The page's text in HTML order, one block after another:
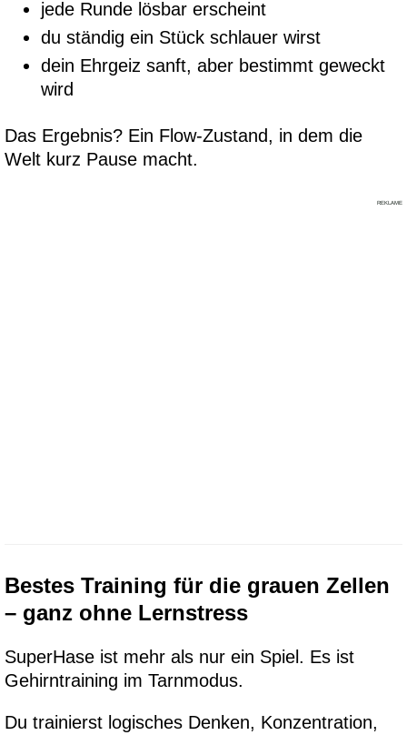
jede Runde lösbar erscheint
du ständig ein Stück schlauer wirst
dein Ehrgeiz sanft, aber bestimmt geweckt
wird
Das Ergebnis? Ein Flow-Zustand, in dem die
Welt kurz Pause macht.
REKLAME
Bestes Training für die grauen Zellen
– ganz ohne Lernstress
SuperHase ist mehr als nur ein Spiel. Es ist
Gehirntraining im Tarnmodus.
Du trainierst logisches Denken, Konzentration,